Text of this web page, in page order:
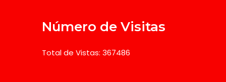
Número de Visitas
Total de Vistas: 367486